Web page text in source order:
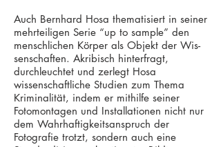
Auch Bernhard Hosa thematisiert in seiner
mehrteiligen Serie “up to sample” den
menschlichen Körper als Objekt der Wis­
senschaften. Akribisch hinterfragt,
durchleuchtet und zerlegt Hosa
wissenschaftliche Studien zum Thema
Kriminalität, indem er mithilfe seiner
Fotomontagen und Installationen nicht nur
dem Wahrhaftig­keitsanspruch der
Fotografie trotzt, sondern auch eine